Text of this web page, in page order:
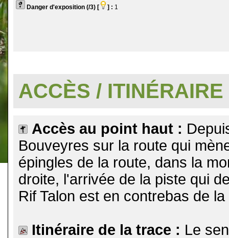
Danger d'exposition (/3) [
] : 1
ACCÈS / ITINÉRAIRE
Accès au point haut :
Bouveyres sur la route qui
épingles de la route, dans la
droite, l'arrivée de la piste qui
Rif Talon est en contrebas de
Itinéraire de la trace : Le